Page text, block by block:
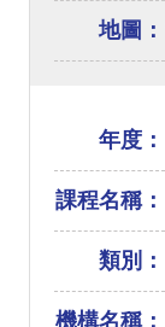
地圖：
年度：
課程名稱：
類別：
機構名稱：